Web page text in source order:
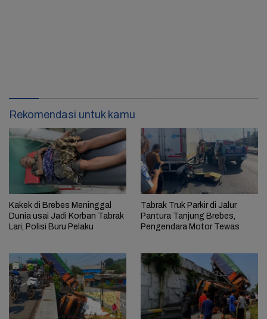
Rekomendasi untuk kamu
Kakek di Brebes Meninggal
Dunia usai Jadi Korban Tabrak
Lari, Polisi Buru Pelaku
Tabrak Truk Parkir di Jalur
Pantura Tanjung Brebes,
Pengendara Motor Tewas